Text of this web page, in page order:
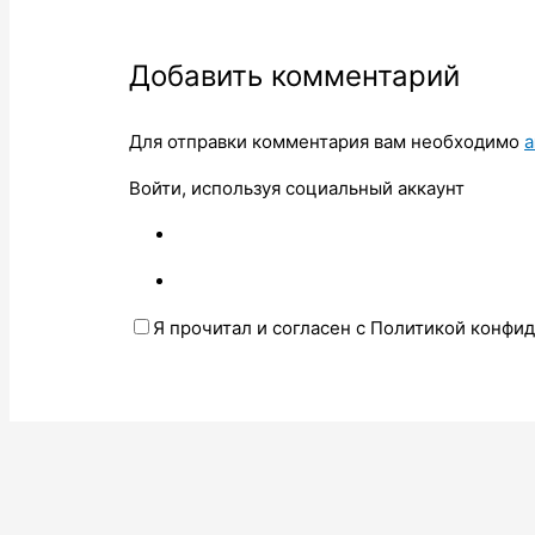
Добавить комментарий
Для отправки комментария вам необходимо
Войти, используя социальный аккаунт
Я прочитал и согласен с Политикой